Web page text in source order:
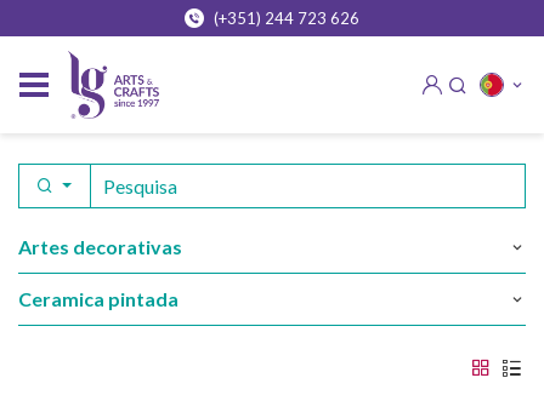
(+351) 244 723 626
artes decorativas
ceramica pintada